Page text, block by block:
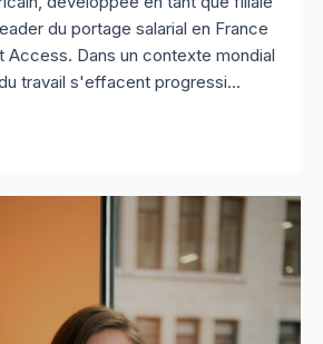
du portage salarial en France
Access. Dans un contexte mondial
travail s'effacent progressi...